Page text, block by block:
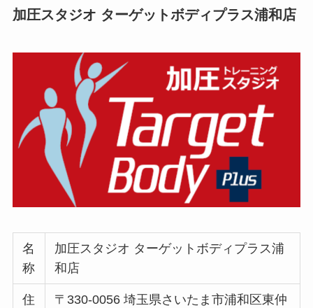
加圧スタジオ ターゲットボディプラス浦和店
名
称
加圧スタジオ ターゲットボディプラス浦
和店
住
〒330-0056 埼玉県さいたま市浦和区東仲